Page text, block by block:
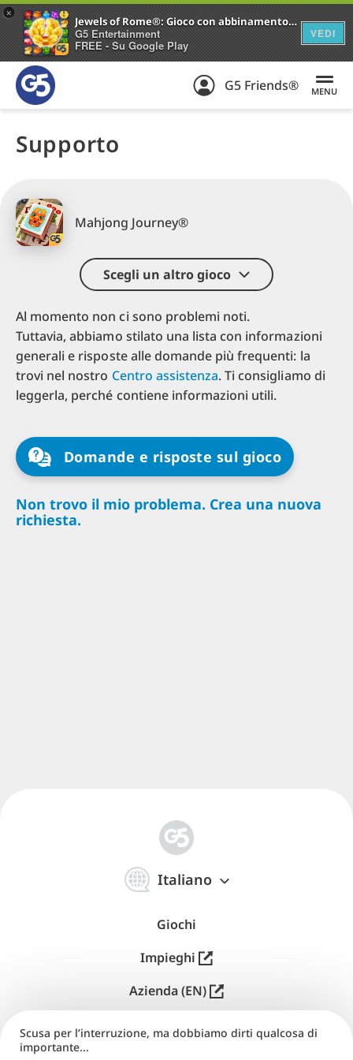
Jewels of Rome®: Gioco con abbinamento di gemme
G5 Entertainment
FREE - Su Google Play
VEDI
+
G5 Friends® MENU
Supporto
Mahjong Journey®
Scegli un altro gioco
Al momento non ci sono problemi noti.
Tuttavia, abbiamo stilato una lista con informazioni
generali e risposte alle domande più frequenti: la
trovi nel nostro Centro assistenza. Ti consigliamo di
leggerla, perché contiene informazioni utili.
Domande e risposte sul gioco
Non trovo il mio problema. Crea una nuova
richiesta.
Italiano
体
中
Giochi
Impieghi
Azienda (EN)
Distribuzione (EN)
Scusa per l’interruzione, ma dobbiamo dirti qualcosa di
importante...